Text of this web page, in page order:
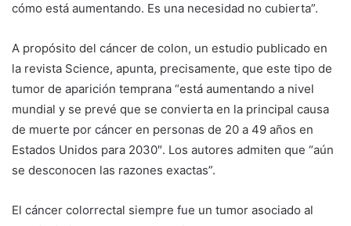
cómo está aumentando. Es una necesidad no cubierta”.
A propósito del cáncer de colon, un estudio publicado en
la revista Science, apunta, precisamente, que este tipo de
tumor de aparición temprana “está aumentando a nivel
mundial y se prevé que se convierta en la principal causa
de muerte por cáncer en personas de 20 a 49 años en
Estados Unidos para 2030″. Los autores admiten que “aún
se desconocen las razones exactas”.
El cáncer colorrectal siempre fue un tumor asociado al